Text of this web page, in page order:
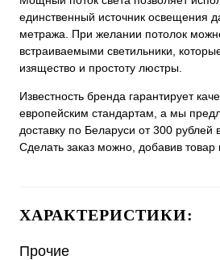
единственный источник освещения
метража. При желании потолок
встраиваемыми светильники,
изящество и простоту люстры.
Известность бренда гарантирует
европейским стандартам, а мы
доставку по Беларуси от 300 рублей
Сделать заказ можно, добавив товар
ХАРАКТЕРИСТИКИ:
Прочие